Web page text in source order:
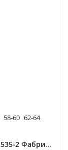
58-60 62-64
Пальто УК-535-2 Фабрика Моды